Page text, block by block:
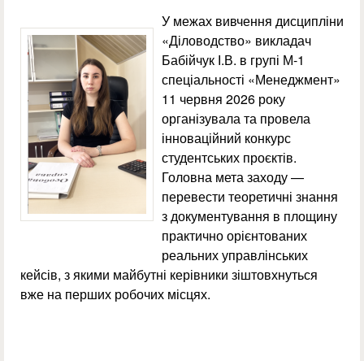
У межах вивчення дисципліни
«Діловодство» викладач
Бабійчук І.В. в групі М-1
спеціальності «Менеджмент»
11 червня 2026 року
організувала та провела
інноваційний конкурс
студентських проєктів.
Головна мета заходу —
перевести теоретичні знання
з документування в площину
практично орієнтованих
реальних управлінських
кейсів, з якими майбутні керівники зіштовхнуться
вже на перших робочих місцях.